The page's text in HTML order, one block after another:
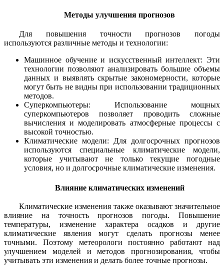
Методы улучшения прогнозов
Для повышения точности прогнозов погоды
используются различные методы и технологии:
Машинное обучение и искусственный интеллект: Эти
технологии позволяют анализировать большие объемы
данных и выявлять скрытые закономерности, которые
могут быть не видны при использовании традиционных
методов.
Суперкомпьютеры: Использование мощных
суперкомпьютеров позволяет проводить сложные
вычисления и моделировать атмосферные процессы с
высокой точностью.
Климатические модели: Для долгосрочных прогнозов
используются специальные климатические модели,
которые учитывают не только текущие погодные
условия, но и долгосрочные климатические изменения.
Влияние климатических изменений
Климатические изменения также оказывают значительное
влияние на точность прогнозов погоды. Повышение
температуры, изменение характера осадков и другие
климатические явления могут сделать прогнозы менее
точными. Поэтому метеорологи постоянно работают над
улучшением моделей и методов прогнозирования, чтобы
учитывать эти изменения и делать более точные прогнозы.